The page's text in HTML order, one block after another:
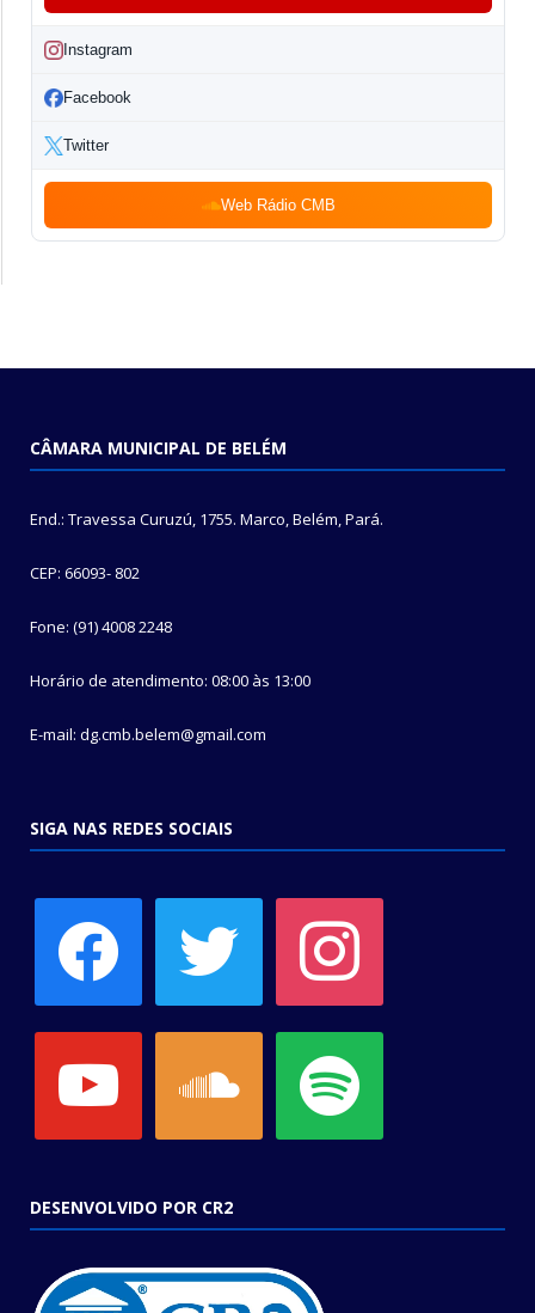
Instagram
Facebook
Twitter
Web Rádio CMB
CÂMARA MUNICIPAL DE BELÉM
End.: Travessa Curuzú, 1755. Marco, Belém, Pará.
CEP: 66093- 802
Fone: (91) 4008 2248
Horário de atendimento: 08:00 às 13:00
E-mail: dg.cmb.belem@gmail.com
SIGA NAS REDES SOCIAIS
DESENVOLVIDO POR CR2